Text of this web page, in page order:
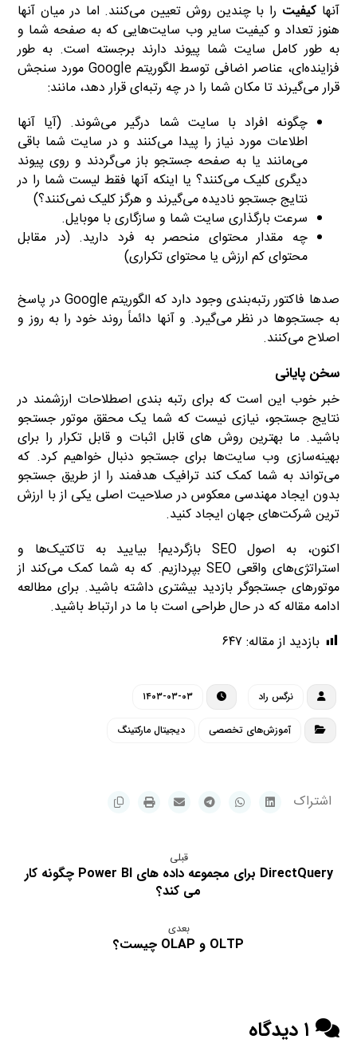
آنهاکیفیت را با چندین روش تعیین می‌کنند. اما در میان آنها
هنوز تعداد و کیفیت سایر وب سایت‌هایی که به صفحه شما و
به طور کامل سایت شما پیوند دارند برجسته است. به طور
فزاینده‌ای، عناصر اضافی توسط الگوریتم Google مورد سنجش
قرار می‌گیرند تا مکان شما را در چه رتبه‌ای قرار دهد، مانند:
چگونه افراد با سایت شما درگیر می‌شوند. (آیا آنها
اطلاعات مورد نیاز را پیدا می‌کنند و در سایت شما باقی
می‌مانند یا به صفحه جستجو باز می‌گردند و روی پیوند
دیگری کلیک می‌کنند؟ یا اینکه آنها فقط لیست شما را در
نتایج جستجو نادیده می‌گیرند و هرگز کلیک نمی‌کنند؟)
سرعت بارگذاری سایت شما و سازگاری با موبایل.
چه مقدار محتوای منحصر به فرد دارید. (در مقابل
محتوای کم ارزش یا محتوای تکراری)
صدها فاکتور رتبه‌بندی وجود دارد که الگوریتم Google در پاسخ
به جستجوها در نظر می‌گیرد. و آنها دائماً روند خود را به روز و
اصلاح می‌کنند.
سخن پایانی
خبر خوب این است که برای رتبه بندی اصطلاحات ارزشمند در
نتایج جستجو، نیازی نیست که شما یک محقق موتور جستجو
باشید. ما بهترین روش های قابل اثبات و قابل تکرار را برای
بهینه‌سازی وب سایت‌ها برای جستجو دنبال خواهیم کرد. که
می‌تواند به شما کمک کند ترافیک هدفمند را از طریق جستجو
بدون ایجاد مهندسی معکوس در صلاحیت اصلی یکی از با ارزش
ترین شرکت‌های جهان ایجاد کنید.
اکنون، به اصول SEO بازگردیم! بیایید به تاکتیک‌ها و
استراتژی‌های واقعی SEO بپردازیم. که به شما کمک می‌کند از
موتورهای جستجوگر بازدید بیشتری داشته باشید. برای مطالعه
ادامه مقاله که در حال طراحی است با ما در ارتباط باشید.
بازدید از مقاله: ۶۴۷
نرگس راد ۱۴۰۳-۰۳-۰۳
آموزش‌های تخصصی دیجیتال مارکتینگ
قبلی
DirectQuery برای مجموعه داده های Power BI چگونه کار
می کند؟
بعدی
OLTP و OLAP چیست؟
۱ دیدگاه